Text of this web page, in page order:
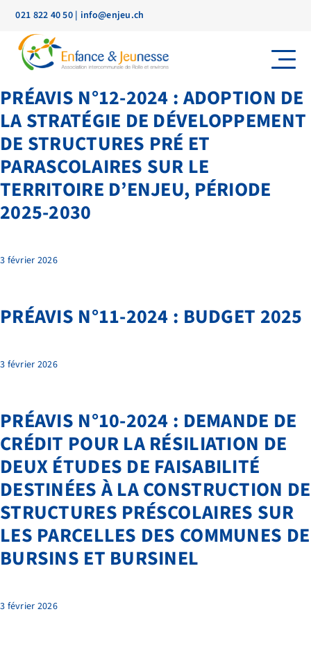
021 822 40 50 | info@enjeu.ch
NOS PRESTATIONS
TRANSPORTS
PRÉAVIS N°12-2024 : ADOPTION DE
LA STRATÉGIE DE DÉVELOPPEMENT
DE STRUCTURES PRÉ ET
PARASCOLAIRES SUR LE
TERRITOIRE D’ENJEU, PÉRIODE
2025-2030
3 février 2026
PRÉAVIS N°11-2024 : BUDGET 2025
3 février 2026
PRÉAVIS N°10-2024 : DEMANDE DE
CRÉDIT POUR LA RÉSILIATION DE
DEUX ÉTUDES DE FAISABILITÉ
DESTINÉES À LA CONSTRUCTION DE
STRUCTURES PRÉSCOLAIRES SUR
LES PARCELLES DES COMMUNES DE
BURSINS ET BURSINEL
3 février 2026